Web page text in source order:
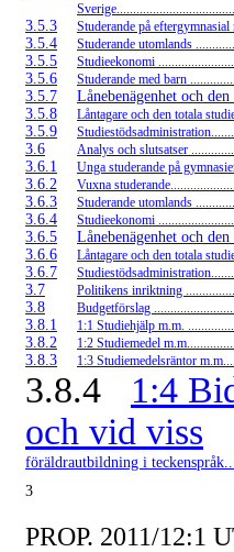
3.5.3 Studerande på
3.5.4 Studerande utomlands
3.5.5 Studieekonomi
3.5.6 Studerande med barn
3.5.7
Lånebenägenhet och
3.5.8
Låntagare och den totala
3.5.9
3.6 Analys och slutsatser
3.6.1 Unga studerande på
3.6.2 Vuxna
3.6.3 Studerande utomlands
3.6.4 Studieekonomi
3.6.5
Lånebenägenhet och
3.6.6
Låntagare och den totala
3.6.7
3.7 Politikens inriktning
3.8 Budgetförslag
3.8.1 1:1 Studiehjälp m.m.
3.8.2 1:2 Studiemedel
3.8.3 1:3 Studiemedelsräntor
3.8.4
1:4
och vid viss
föräldrautbildning i
3
PROP. 2011/12:1